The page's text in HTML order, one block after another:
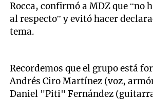
Rocca, confirmó a MDZ que “no
al respecto” y evitó hacer
tema.
Recordemos que el grupo está
Andrés Ciro Martínez (voz,
Daniel "Piti" Fernández